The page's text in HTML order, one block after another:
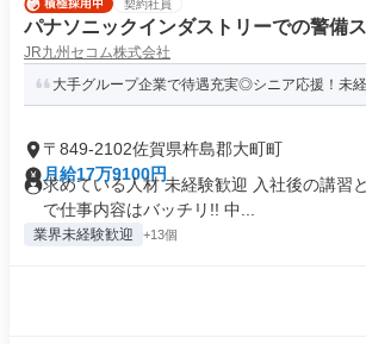
契約社員
パナソニックインダストリーでの警備
JR九州セコム株式会社
大手グループ企業で待遇充実◎シニア応援！未
〒849-2102佐賀県杵島郡大町町
月給17万9100円
求めている人材 未経験歓迎 入社後の講習
で仕事内容はバッチリ!! 中...
業界未経験歓迎 +13個